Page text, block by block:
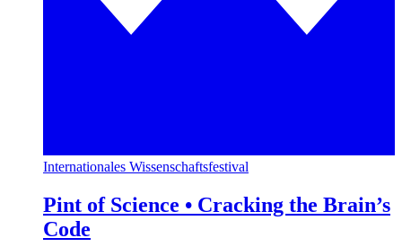
Internationales Wissenschaftsfestival
Pint of Science • Cracking the Brain’s
Code